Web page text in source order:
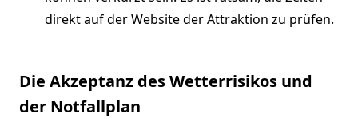
direkt auf der Website der Attraktion zu prüfen.
Die Akzeptanz des Wetterrisikos und
der Notfallplan